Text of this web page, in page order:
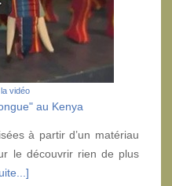
vidéo
au Kenya
à partir d’un matériau
le découvrir rien de plus